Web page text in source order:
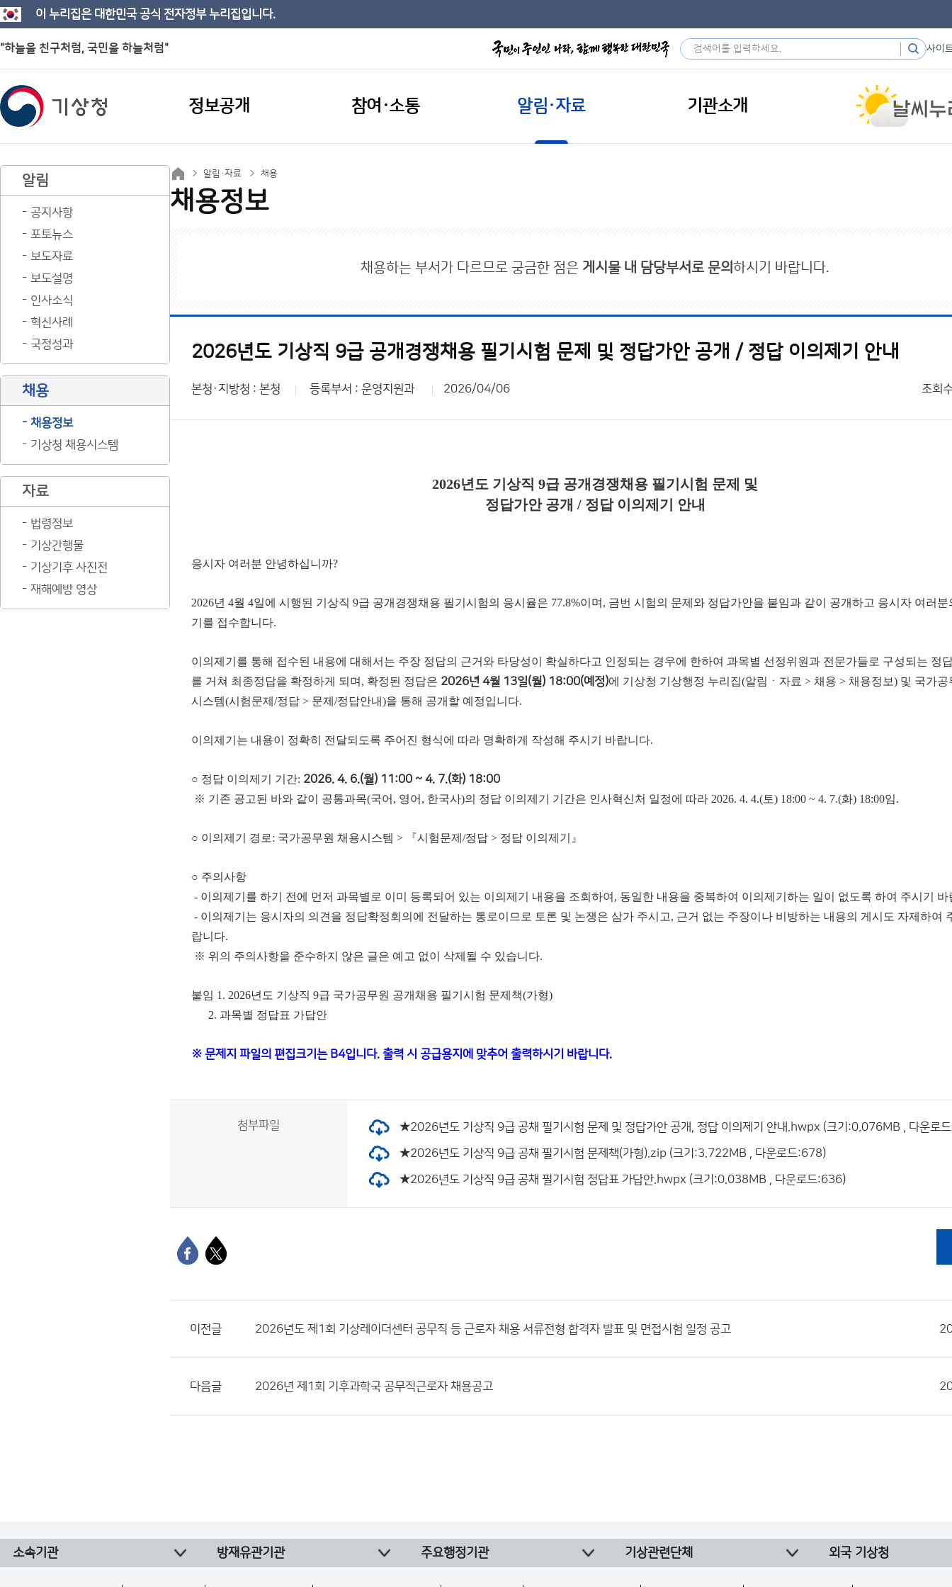
이 누리집은 대한민국 공식 전자정부 누리집입니다.
"하늘을 친구처럼, 국민을 하늘처럼" 사이
정보공개 참여·소통 알림·자료 기관소개
알림
공지사항
포토뉴스
보도자료
보도설명
인사소식
혁신사례
국정성과
채용
채용정보
기상청 채용시스템
자료
법령정보
기상간행물
기상기후 사진전
재해예방 영상
알림·자료 채용
채용정보
채용하는 부서가 다르므로 궁금한 점은 게시물 내 담당부서로 문의하시기 바랍니다.
2026년도 기상직 9급 공개경쟁채용 필기시험 문제 및 정답가안 공개 / 정답 이의제기 안내
본청·지방청 : 본청 등록부서 : 운영지원과 2026/04/06 조회
2026년도 기상직 9급 공개경쟁채용 필기시험 문제 및
정답가안 공개 / 정답 이의제기 안내
응시자 여러분 안녕하십니까?
2026년 4월 4일에 시행된 기상직 9급 공개경쟁채용 필기시험의 응시율은 77.8%이며, 금번 시험의 문제와 정답가안을 붙임과 같이 공개하고 응시자 여러분
기를 접수합니다.
이의제기를 통해 접수된 내용에 대해서는 주장 정답의 근거와 타당성이 확실하다고 인정되는 경우에 한하여 과목별 선정위원과 전문가들로 구성되는 정
를 거쳐 최종정답을 확정하게 되며, 확정된 정답은 2026년 4월 13일(월) 18:00(예정)에 기상청 기상행정 누리집(알림ㆍ자료 > 채용 > 채용정보) 및 국가공
시스템(시험문제/정답 > 문제/정답안내)을 통해 공개할 예정입니다.
이의제기는 내용이 정확히 전달되도록 주어진 형식에 따라 명확하게 작성해 주시기 바랍니다.
○ 정답 이의제기 기간: 2026. 4. 6.(월) 11:00 ~ 4. 7.(화) 18:00
※ 기존 공고된 바와 같이 공통과목(국어, 영어, 한국사)의 정답 이의제기 기간은 인사혁신처 일정에 따라 2026. 4. 4.(토) 18:00 ~ 4. 7.(화) 18:00임.
○ 이의제기 경로: 국가공무원 채용시스템 > 『시험문제/정답 > 정답 이의제기』
○ 주의사항
- 이의제기를 하기 전에 먼저 과목별로 이미 등록되어 있는 이의제기 내용을 조회하여, 동일한 내용을 중복하여 이의제기하는 일이 없도록 하여 주시기 바
- 이의제기는 응시자의 의견을 정답확정회의에 전달하는 통로이므로 토론 및 논쟁은 삼가 주시고, 근거 없는 주장이나 비방하는 내용의 게시도 자제하여
랍니다.
※ 위의 주의사항을 준수하지 않은 글은 예고 없이 삭제될 수 있습니다.
붙임 1. 2026년도 기상직 9급 국가공무원 공개채용 필기시험 문제책(가형)
2. 과목별 정답표 가답안
※ 문제지 파일의 편집크기는 B4입니다. 출력 시 공급용지에 맞추어 출력하시기 바랍니다.
첨부파일 ★2026년도 기상직 9급 공채 필기시험 문제 및 정답가안 공개, 정답 이의제기 안내.hwpx (크기:0.076MB , 다운로
★2026년도 기상직 9급 공채 필기시험 문제책(가형).zip (크기:3.722MB , 다운로드:678)
★2026년도 기상직 9급 공채 필기시험 정답표 가답안.hwpx (크기:0.038MB , 다운로드:636)
이전글 2026년도 제1회 기상레이더센터 공무직 등 근로자 채용 서류전형 합격자 발표 및 면접시험 일정 공고
다음글 2026년 제1회 기후과학국 공무직근로자 채용공고
소속기관 방재유관기관 주요행정기관 기상관련단체 외국 기상청